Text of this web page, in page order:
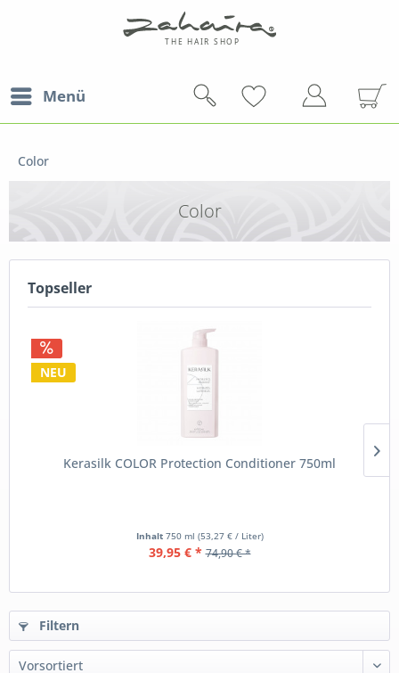
Menü
Color
Color
Topseller
NEU
Kerasilk COLOR Protection Conditioner 750ml
Inhalt 750 ml (53,27 € / Liter)
39,95 € * 74,90 € *
Filtern